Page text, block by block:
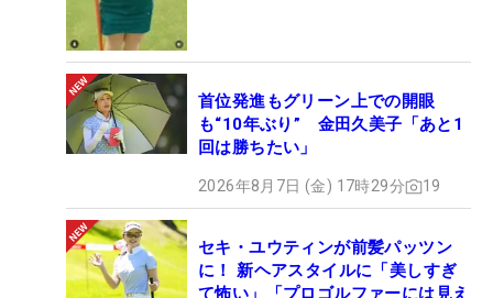
首位発進もグリーン上での開眼
も“10年ぶり” 金田久美子「あと1
回は勝ちたい」
2026年8月7日 (金) 17時29分 19
セキ・ユウティンが前髪パッツン
に！ 新ヘアスタイルに「美しすぎ
て怖い」「プロゴルファーには見え